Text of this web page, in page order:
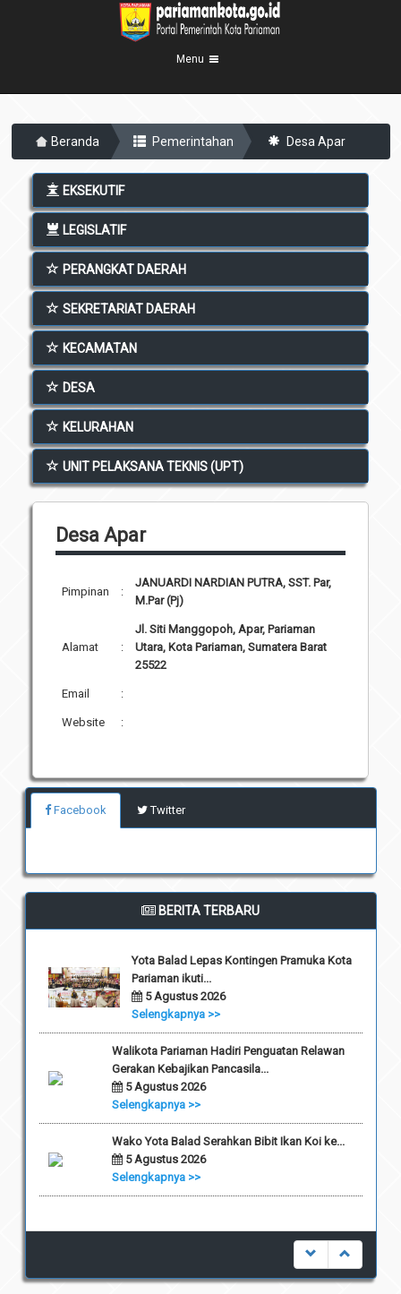
Menu
Profil Kota
Sejarah
Demografis
Geografis
Legislatif
Perangkat Daerah
Sekretariat Daerah
Kecamatan
Desa
Unit Pelaksana Teknis (UPT)
Transparansi
Informasi
Agenda
Download
Penghargaan
Beranda Pemerintahan Desa Apar
EKSEKUTIF
LEGISLATIF
PERANGKAT DAERAH
SEKRETARIAT DAERAH
KECAMATAN
DESA
KELURAHAN
UNIT PELAKSANA TEKNIS (UPT)
Desa Apar
Pimpinan :
JANUARDI NARDIAN PUTRA, SST. Par,
M.Par (Pj)
Alamat :
Jl. Siti Manggopoh, Apar, Pariaman
Utara, Kota Pariaman, Sumatera Barat
25522
Email :
Website :
Facebook Twitter
BERITA TERBARU
Yota Balad Lepas Kontingen Pramuka Kota
Pariaman ikuti...
5 Agustus 2026
Selengkapnya >>
Walikota Pariaman Hadiri Penguatan Relawan
Gerakan Kebajikan Pancasila...
5 Agustus 2026
Selengkapnya >>
Wako Yota Balad Serahkan Bibit Ikan Koi ke...
5 Agustus 2026
Selengkapnya >>